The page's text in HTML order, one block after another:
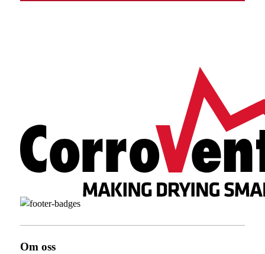
Om oss